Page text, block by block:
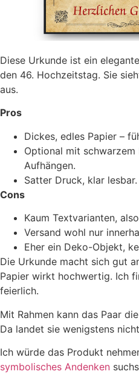
Diese Urkunde ist ein
den 46. Hochzeitstag. Sie
aus.
Pros
Dickes, edles Papier –
Optional mit schwarzem
Aufhängen.
Satter Druck, klar lesbar.
Cons
Kaum Textvarianten,
Versand wohl nur
Eher ein Deko-Objekt,
Die Urkunde macht sich gut
Papier wirkt hochwertig. Ich
feierlich.
Mit Rahmen kann das Paar
Da landet sie wenigstens
Ich würde das Produkt
symbolisches Andenken